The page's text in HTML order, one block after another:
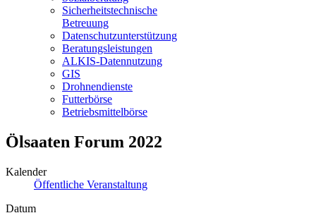
Sicherheitstechnische
Betreuung
Datenschutzunterstützung
Beratungsleistungen
ALKIS-Datennutzung
GIS
Drohnendienste
Futterbörse
Betriebsmittelbörse
Ölsaaten Forum 2022
Kalender
Öffentliche Veranstaltung
Datum